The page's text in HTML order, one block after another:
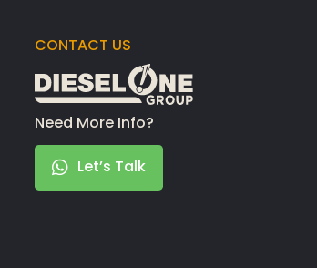
CONTACT US
Need More Info?
Let’s Talk